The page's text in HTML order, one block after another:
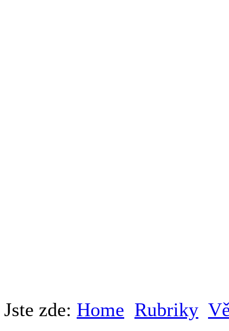
Jste zde: Home Rubriky